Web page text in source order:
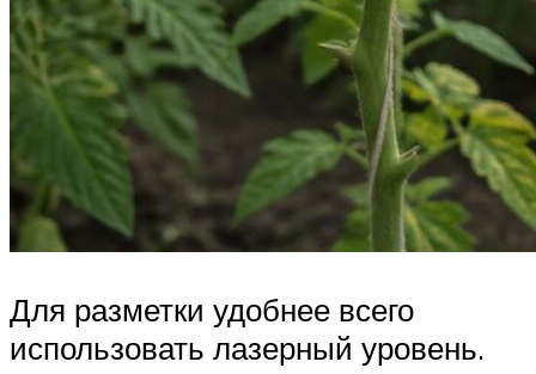
Для разметки удобнее всего
использовать лазерный уровень.